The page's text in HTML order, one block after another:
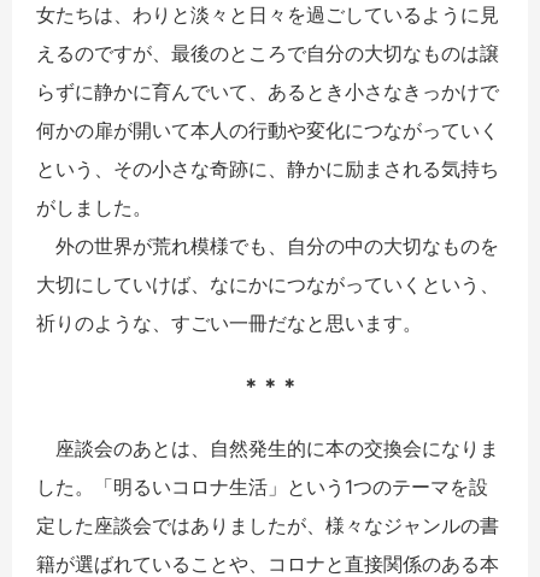
女たちは、 わりと淡々と日々を過ごしているように見
えるのですが、 最後のところで自分の大切なものは譲
らずに静かに育んでいて、 あるとき小さなきっかけで
何かの扉が開いて本人の行動や変化につながっていく
という、その小さな奇跡に、 静かに励まされる気持ち
がしました。
外の世界が荒れ模様でも、 自分の中の大切なものを
大切にしていけば、 なにかにつながっていくという、
祈りのような、 すごい一冊だなと思います。
＊＊＊
座談会のあとは、自然発生的に本の交換会になりま
した。「明るいコロナ生活」という1つのテーマを設
定した座談会ではありましたが、様々なジャンルの書
籍が選ばれていることや、コロナと直接関係のある本